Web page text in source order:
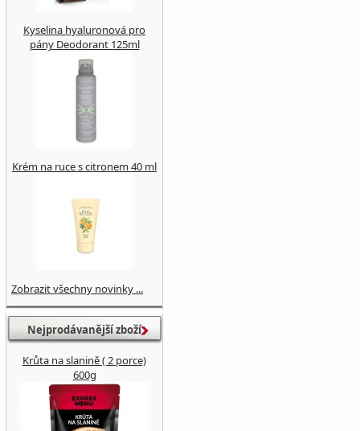
Kyselina hyaluronová pro
pány Deodorant 125ml
Krém na ruce s citronem 40 ml
Zobrazit všechny novinky ...
Nejprodávanější zboží
Krůta na slanině ( 2 porce)
600g